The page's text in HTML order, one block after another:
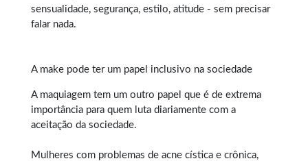
sensualidade, segurança, estilo, atitude - sem precisar
falar nada.
A make pode ter um papel inclusivo na sociedade
A maquiagem tem um outro papel que é de extrema
importância para quem luta diariamente com a
aceitação da sociedade.
Mulheres com problemas de acne cística e crônica,